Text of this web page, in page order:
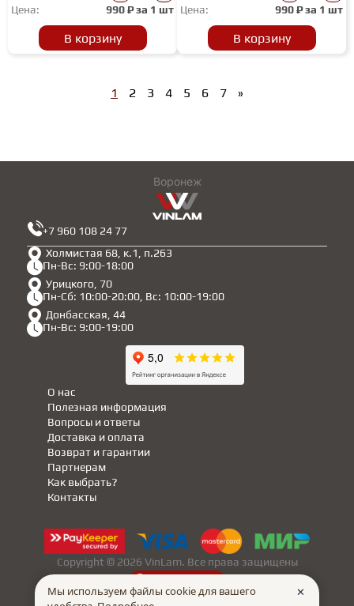
Цена: 990₽ за 1 шт
В корзину
Цена: 990₽ за 1 шт
В корзину
1 2 3 4 5 6 7 »
Воронеж
Холмистая 68, к.1, п.263
Пн-Вс: 9:00-18:00
Урицкого, 70
Пн-Сб: 10:00-20:00, Вс: 10:00-19:00
Донбасская, 44
Пн-Вс: 9:00-19:00
+7 960 108 24 77
Полезная информация
Партнерам
Вопросы и ответы
Доставка и оплата
Возврат и гарантии
Как выбрать?
О нас
Контакты
Copyright © 2026 VinLam. Все права защищены
Мы используем файлы cookie для вашего
✕